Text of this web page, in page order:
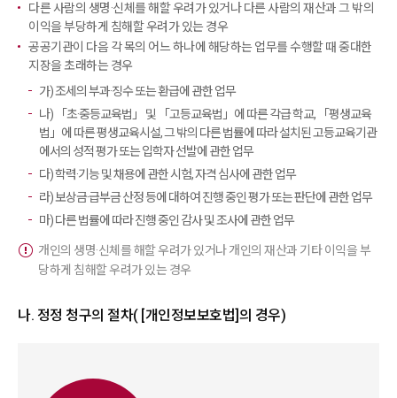
다른 사람의 생명·신체를 해할 우려가 있거나 다른 사람의 재산과 그 밖의
이익을 부당하게 침해할 우려가 있는 경우
공공기관이 다음 각 목의 어느 하나에 해당하는 업무를 수행할 때 중대한
지장을 초래하는 경우
가) 조세의 부과·징수 또는 환급에 관한 업무
나) 「초·중등교육법」 및 「고등교육법」에 따른 각급 학교, 「평생교육
법」에 따른 평생교육시설, 그 밖의 다른 법률에 따라설치된 고등교육기관
에서의 성적 평가 또는 입학자 선발에 관한 업무
다) 학력·기능 및 채용에 관한 시험, 자격 심사에 관한 업무
라) 보상금·급부금 산정 등에 대하여 진행 중인 평가 또는 판단에 관한 업무
마) 다른 법률에 따라 진행 중인 감사 및 조사에 관한 업무
개인의 생명·신체를 해할 우려가 있거나 개인의 재산과 기타 이익을 부
당하게 침해할 우려가 있는 경우
나. 정정 청구의 절차( [개인정보보호법]의 경우)